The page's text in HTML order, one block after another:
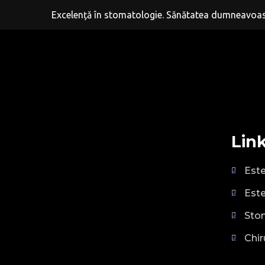
Excelență în stomatologie. Sănătatea